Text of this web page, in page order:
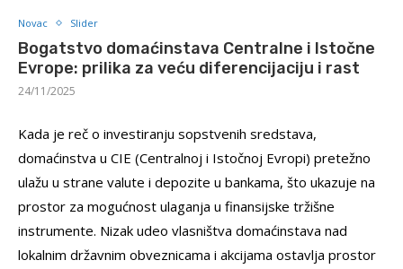
Novac Slider
Bogatstvo domaćinstava Centralne i Istočne
Evrope: prilika za veću diferencijaciju i rast
24/11/2025
Kada je reč o investiranju sopstvenih sredstava,
domaćinstva u CIE (Centralnoj i Istočnoj Evropi) pretežno
ulažu u strane valute i depozite u bankama, što ukazuje na
prostor za mogućnost ulaganja u finansijske tržišne
instrumente. Nizak udeo vlasništva domaćinstava nad
lokalnim državnim obveznicama i akcijama ostavlja prostor